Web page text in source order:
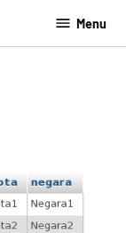
Menu